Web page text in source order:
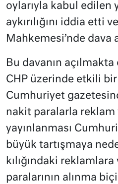
oylarıyla kabul edilen
aykırılığını iddia etti
Mahkemesi’nde dava
Bu davanın
CHP üzerinde etkili bir
Cumhuriyet
nakit paralarla reklam
yayınlanması
büyük tartışmaya
kılığındaki
paralarının alınma